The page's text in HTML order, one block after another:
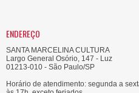
ENDEREÇO
SANTA MARCELINA CULTURA
Largo General Osório, 147 - Luz
01213-010 - São Paulo/SP
Horário de atendimento: segunda a